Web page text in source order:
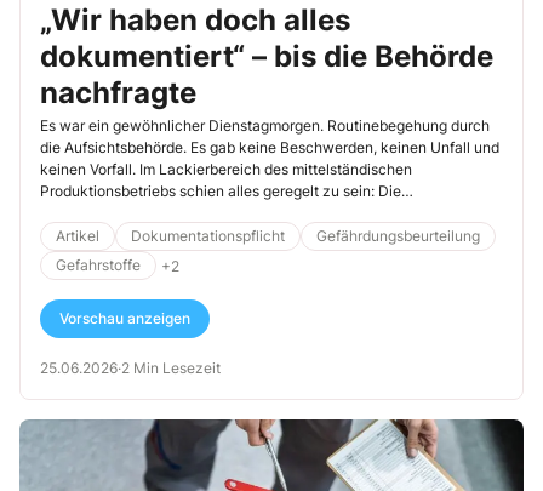
„Wir haben doch alles
dokumentiert“ – bis die Behörde
nachfragte
Es war ein gewöhnlicher Dienstagmorgen. Routinebegehung durch
die Aufsichtsbehörde. Es gab keine Beschwerden, keinen Unfall und
keinen Vorfall. Im Lackierbereich des mittelständischen
Produktionsbetriebs schien alles geregelt zu sein: Die
abgelegt, eine Gefährdungsbeurteilung lag vor. „Unsere Gefahrstoffe
sind sauber dokumentiert“, erklärte der Produktionsleiter
selbstbewusst.
Artikel Dokumentationspflicht
Gefährdungsbeurteilung
Gefahrstoffe
+2
Vorschau anzeigen
25.06.2026·2 Min Lesezeit